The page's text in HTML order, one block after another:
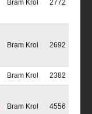
Bram Krol 2772
Bram Krol 2692
Bram Krol 2382
Bram Krol 4556